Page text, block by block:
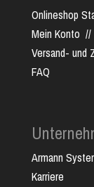
Onlineshop
Mein Konto //
Versand- und
FAQ
Armann
Karriere